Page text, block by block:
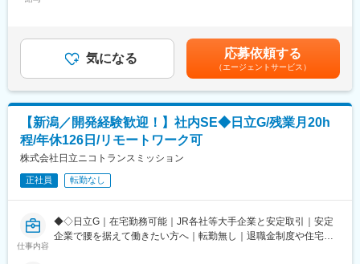
＼主な入社理由／
＊パナソニックGで福利厚生及び制度が安定して、長期的に就業
できそう！（離職率4％以下）
＊案件も有名なものが多く、キャリアに箔をつけたい！
■モデル年収例
課長補佐クラス：920万円（基本給42万円＋賞与＋残業手当）
主任クラス ：800万円（基本給38万円＋賞与＋残業手当)
変更の範囲：会社の定める業務
・環境の整備（法的要件対応）
・法定点検及び計測機器点検推進
■組織構成
保全動力課にて就業いただきます。
正社員6名・契約社員の方1名で構成されており、
30代～50代まで幅広年代の方が活躍されております。
■取引先
・主な顧客は日産自動車
・スバル・マツダ・トヨタなど大手自動車メーカー
・部品メーカー
気になる 応募依頼する
（エージェントサービス）
【新潟／開発経験歓迎！】社内SE◆日立G/残業月20h
程/年休126日/リモートワーク可
株式会社日立ニコトランスミッション
正社員 転勤なし
仕事内容
◆◇日立G｜在宅勤務可能｜JR各社等大手企業と安定取引｜安定
企業で腰を据えて働きたい方へ｜転勤無し｜退職金制度や住宅手